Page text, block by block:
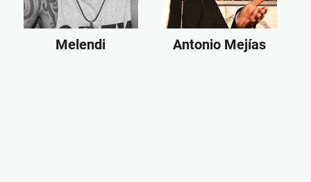
Melendi Antonio Mejías